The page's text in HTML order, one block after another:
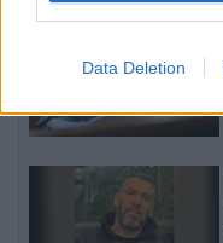
Data Deletion